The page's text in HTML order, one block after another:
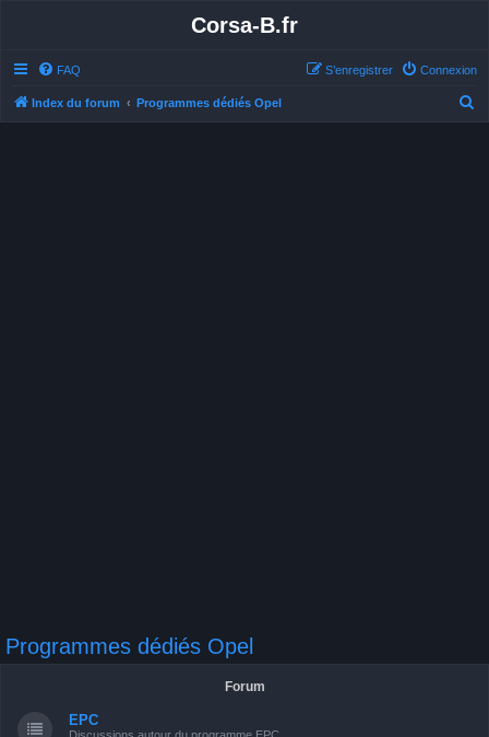
Corsa-B.fr
FAQ Connexion
S’enregistrer
Index du forum Programmes dédiés Opel
Programmes dédiés Opel
Forum
EPC